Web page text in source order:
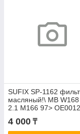
SUFIX SP-1162
масляный!\ MB
2.1 M166 97> OE0012
4 000 ₸